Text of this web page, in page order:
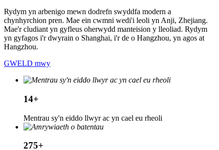
Rydym yn arbenigo mewn dodrefn swyddfa modern a
chynhyrchion pren. Mae ein cwmni wedi'i leoli yn Anji, Zhejiang.
Mae'r cludiant yn gyfleus oherwydd manteision y lleoliad. Rydym
yn gyfagos i'r dwyrain o Shanghai, i'r de o Hangzhou, yn agos at
Hangzhou.
GWELD mwy
14+
Mentrau sy'n eiddo llwyr ac yn cael eu rheoli
275+